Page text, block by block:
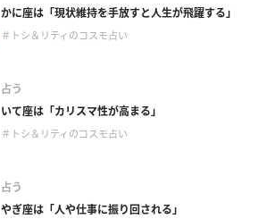
かに座は「現状維持を手放すと人生が飛躍する」
＃トシ＆リティのコスモ占い
占う
いて座は「カリスマ性が高まる」
＃トシ＆リティのコスモ占い
占う
やぎ座は「人や仕事に振り回される」